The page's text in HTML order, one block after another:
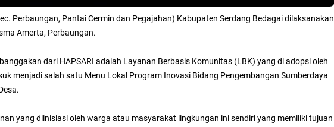
Perbaungan, Pantai Cermin dan Pegajahan) Kabupaten Serdang Bedagai dilaksanakan
Amerta, Perbaungan.
dari HAPSARI adalah Layanan Berbasis Komunitas (LBK) yang di adopsi oleh
menjadi salah satu Menu Lokal Program Inovasi Bidang Pengembangan Sumberdaya
yang diinisiasi oleh warga atau masyarakat lingkungan ini sendiri yang memiliki tujuan